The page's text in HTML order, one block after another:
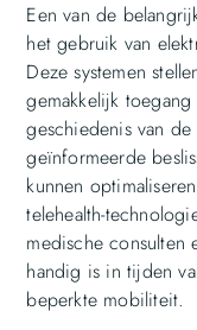
Een van de
het gebruik van
Deze systemen
gemakkelijk
geschiedenis van
geïnformeerde
kunnen
telehealth-
medische consulten
handig is in tijden
beperkte mobiliteit.